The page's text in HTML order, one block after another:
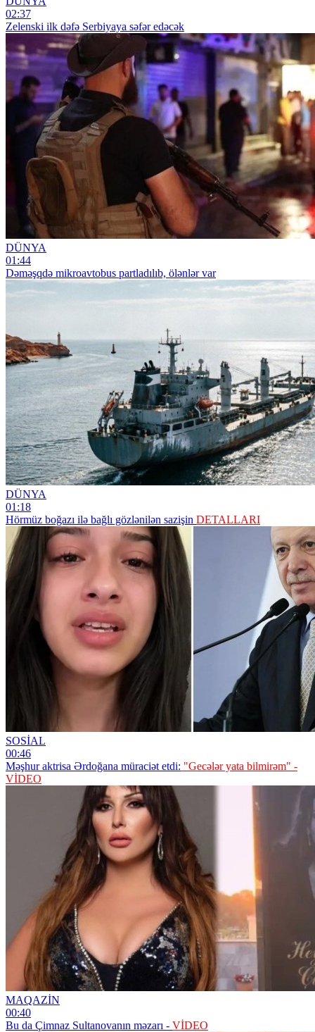
02:37
Zelenski ilk dəfə Serbiyaya səfər edəcək
DÜNYA
01:44
Dəməşqdə mikroavtobus partladılıb, ölənlər var
DÜNYA
01:18
Hörmüz boğazı ilə bağlı gözlənilən sazişin DETALLARI
SOSİAL
00:46
Məşhur aktrisa Ərdoğana müraciət etdi: "Gecələr yata bilmirəm" -
VİDEO
MAQAZİN
00:40
Bu da Çimnaz Sultanovanın məzarı - VİDEO